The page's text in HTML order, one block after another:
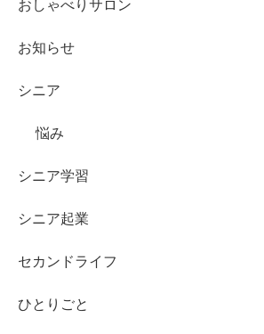
おしゃべりサロン
お知らせ
シニア
悩み
シニア学習
シニア起業
セカンドライフ
ひとりごと